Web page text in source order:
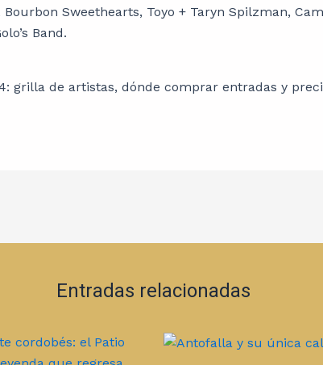
Bourbon Sweethearts, Toyo + Taryn Spilzman,
Band.
Entradas relacionadas